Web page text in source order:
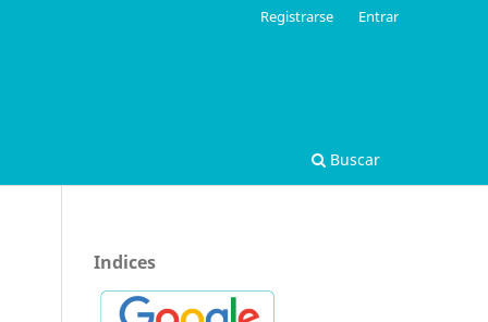
Buscar
Registrarse Entrar
Indices